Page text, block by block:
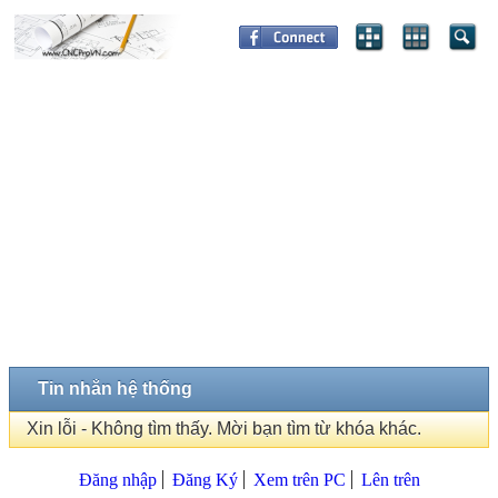
Tin nhắn hệ thống
Xin lỗi - Không tìm thấy. Mời bạn tìm từ khóa khác.
Đăng nhập Đăng Ký Xem trên PC Lên trên